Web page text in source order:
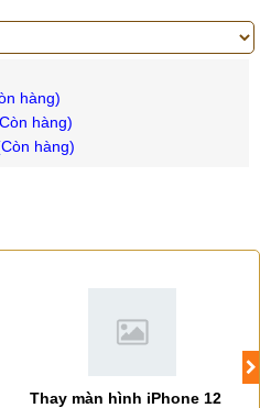
hàng)
hàng)
hàng)
Thay màn hình iPhone 12